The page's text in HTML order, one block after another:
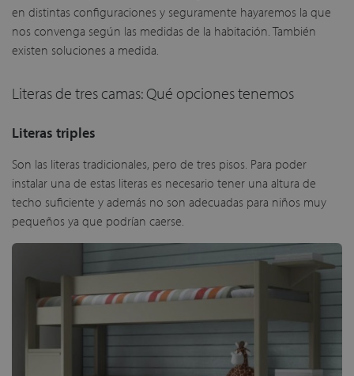
en distintas configuraciones y seguramente hayaremos la que
nos convenga según las medidas de la habitación. También
existen soluciones a medida.
Literas de tres camas: Qué opciones tenemos
Literas triples
Son las literas tradicionales, pero de tres pisos. Para poder
instalar una de estas literas es necesario tener una altura de
techo suficiente y además no son adecuadas para niños muy
pequeños ya que podrían caerse.